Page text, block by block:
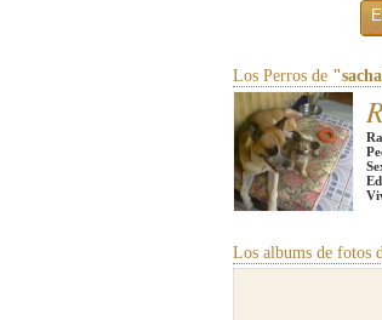
Los Perros de
Los albums de fotos